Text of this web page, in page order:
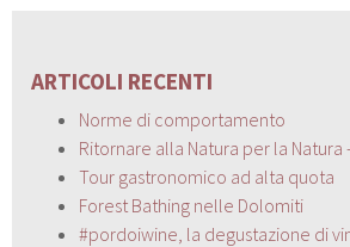
ARTICOLI RECENTI
Norme di comportamento
Ritornare alla Natura per la Natura
Tour gastronomico ad alta quota
Forest Bathing nelle Dolomiti
#pordoiwine, la degustazione di